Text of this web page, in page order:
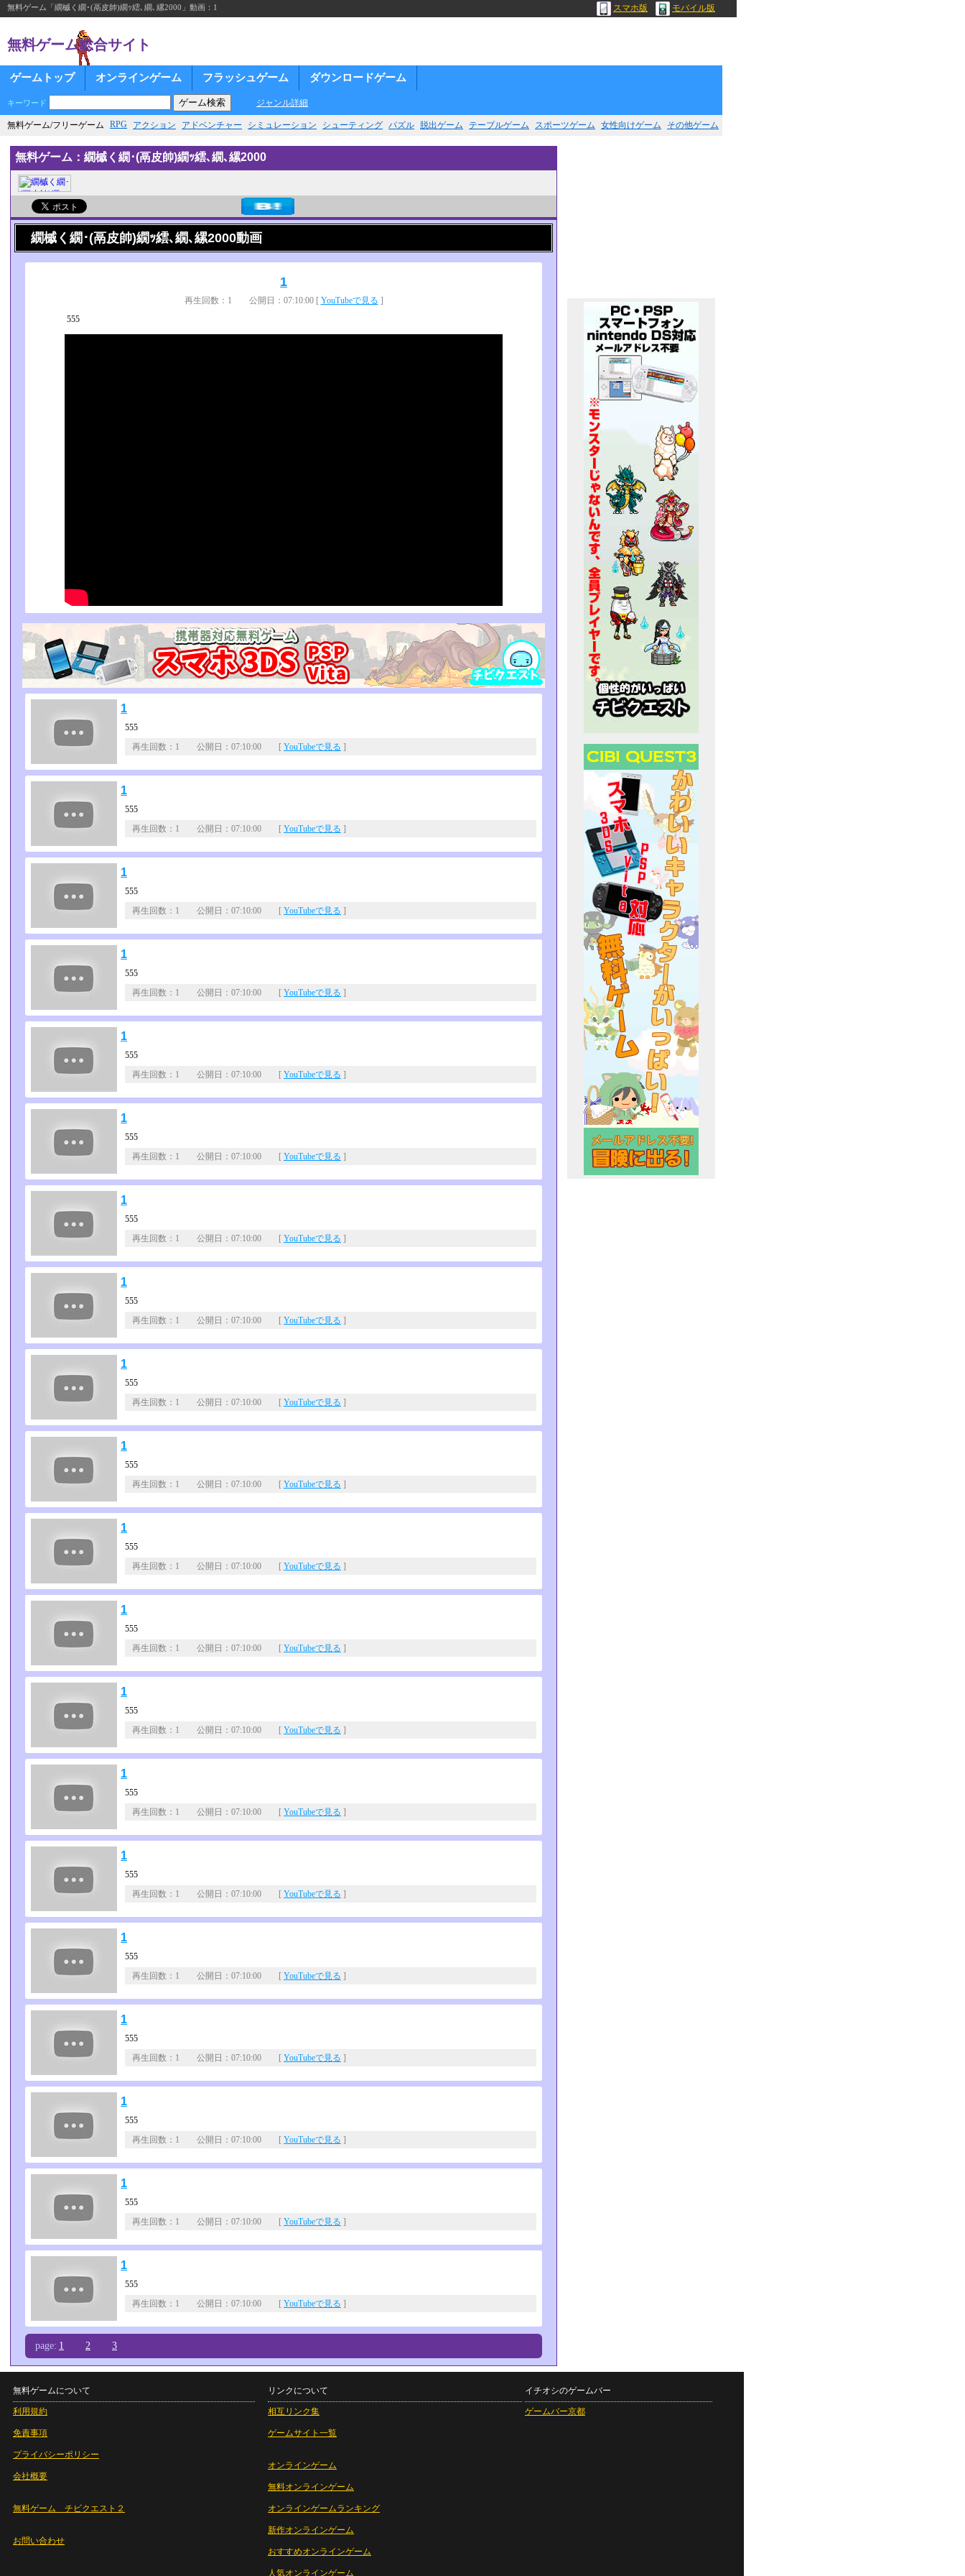
無料ゲーム「繝槭く繝･(鬲皮帥)繝ｯ繧､繝､縲2000」動画：1 スマホ版 モバイル版
無料ゲーム総合サイト
ゲームトップ オンラインゲーム フラッシュゲーム ダウンロードゲーム
キーワード ジャンル詳細
無料ゲーム/フリーゲーム RPG アクション アドベンチャー シミュレーション シューティング パズル 脱出ゲーム テーブルゲーム スポーツゲーム 女性向けゲーム その他ゲーム
無料ゲーム：繝槭く繝･(鬲皮帥)繝ｯ繧､繝､縲2000
繝槭く繝･(鬲皮帥)繝ｯ繧､繝､縲2000動画
1
再生回数：1 公開日：07:10:00 [ YouTubeで見る ]
555
1
555
再生回数：1 公開日：07:10:00 [ YouTubeで見る ]
1
555
再生回数：1 公開日：07:10:00 [ YouTubeで見る ]
1
555
再生回数：1 公開日：07:10:00 [ YouTubeで見る ]
1
555
再生回数：1 公開日：07:10:00 [ YouTubeで見る ]
1
555
再生回数：1 公開日：07:10:00 [ YouTubeで見る ]
1
555
再生回数：1 公開日：07:10:00 [ YouTubeで見る ]
1
555
再生回数：1 公開日：07:10:00 [ YouTubeで見る ]
1
555
再生回数：1 公開日：07:10:00 [ YouTubeで見る ]
1
555
再生回数：1 公開日：07:10:00 [ YouTubeで見る ]
1
555
再生回数：1 公開日：07:10:00 [ YouTubeで見る ]
1
555
再生回数：1 公開日：07:10:00 [ YouTubeで見る ]
1
555
再生回数：1 公開日：07:10:00 [ YouTubeで見る ]
1
555
再生回数：1 公開日：07:10:00 [ YouTubeで見る ]
1
555
再生回数：1 公開日：07:10:00 [ YouTubeで見る ]
1
555
再生回数：1 公開日：07:10:00 [ YouTubeで見る ]
1
555
再生回数：1 公開日：07:10:00 [ YouTubeで見る ]
1
555
再生回数：1 公開日：07:10:00 [ YouTubeで見る ]
1
555
再生回数：1 公開日：07:10:00 [ YouTubeで見る ]
1
555
再生回数：1 公開日：07:10:00 [ YouTubeで見る ]
1
555
再生回数：1 公開日：07:10:00 [ YouTubeで見る ]
page: 1 2 3
無料ゲームについて
利用規約
免責事項
プライバシーポリシー
会社概要
無料ゲーム チビクエスト２
お問い合わせ
リンクについて
相互リンク集
ゲームサイト一覧
オンラインゲーム
無料オンラインゲーム
オンラインゲームランキング
新作オンラインゲーム
おすすめオンラインゲーム
人気オンラインゲーム
イチオシのゲームバー
ゲームバー京都